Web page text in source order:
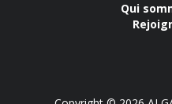
Qui